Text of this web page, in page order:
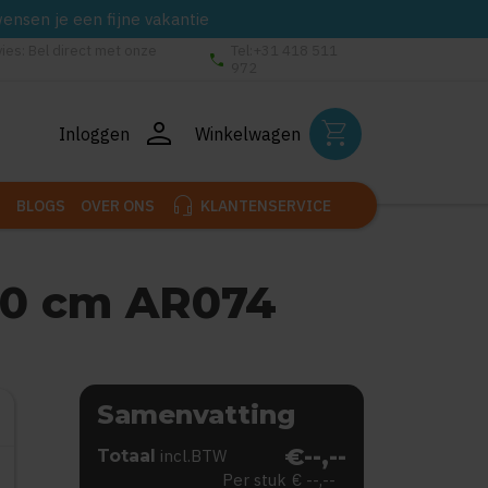
je een fijne vakantie
phone
Inloggen person Winkelwagen shopping_cart
BLOGS OVER ONS headset_mic KLANTENSERVICE
cm AR074
Samenvatting
Totaal incl.BTW €--,--
Per stuk € --,--